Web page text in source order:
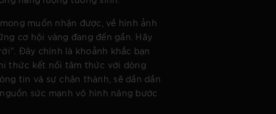
muốn nhận được, về hình ảnh
cơ hội vàng đang đến gần. Hãy
Đây chính là khoảnh khắc bạn
thức kết nối tâm thức với dòng
tin và sự chân thành, sẽ dần dần
sức mạnh vô hình nâng bước